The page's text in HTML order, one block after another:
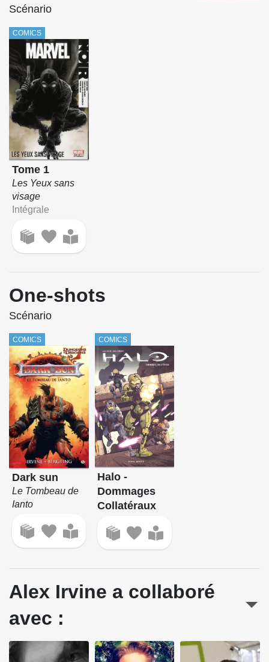
Scénario
COMICS
Tome 1
Les Yeux sans
visage
Intégrale
One-shots
Scénario
COMICS
Dark sun
Le Tombeau de
Ianto
COMICS
Halo -
Dommages
Collatéraux
Alex Irvine a collaboré
avec :